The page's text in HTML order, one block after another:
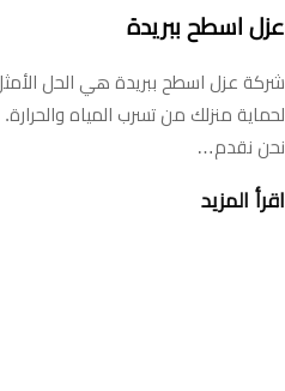
عزل اسطح ببريدة
شركة عزل اسطح ببريدة هي الحل
لحماية منزلك من تسرب المياه والحرارة.
نحن نقدم…
اقرأ المزيد